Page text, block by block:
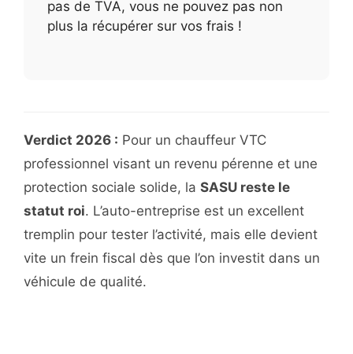
pas de TVA, vous ne pouvez pas non
plus la récupérer sur vos frais !
Verdict 2026 : Pour un chauffeur VTC
professionnel visant un revenu pérenne et une
protection sociale solide, la SASU reste le
statut roi. L’auto-entreprise est un excellent
tremplin pour tester l’activité, mais elle devient
vite un frein fiscal dès que l’on investit dans un
véhicule de qualité.